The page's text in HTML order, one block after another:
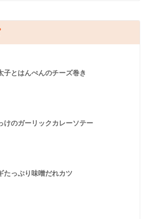
子とはんぺんのチーズ巻き
けのガーリックカレーソテー
たっぷり味噌だれカツ